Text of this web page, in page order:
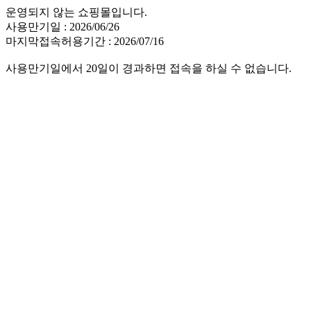
운영되지 않는 쇼핑몰입니다.
사용만기일 : 2026/06/26
마지막접속허용기간 : 2026/07/16
사용만기일에서 20일이 경과하면 접속을 하실 수 없습니다.